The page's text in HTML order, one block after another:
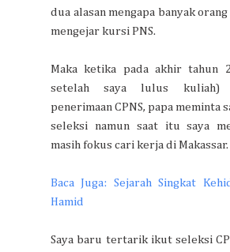
dua alasan mengapa banyak
mengejar kursi PNS.
Maka ketika pada akhir tahun
setelah saya lulus kuliah)
penerimaan CPNS, papa meminta
seleksi namun saat itu saya
masih fokus cari kerja di Makassar.
Baca Juga: Sejarah Singkat
Hamid
Saya baru tertarik ikut seleksi